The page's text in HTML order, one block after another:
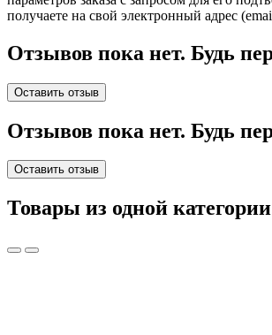
получаете на свой электронный адрес
Отзывов пока нет. Будь
Оставить отзыв
Отзывов пока нет. Будь
Оставить отзыв
Товары из одной категории